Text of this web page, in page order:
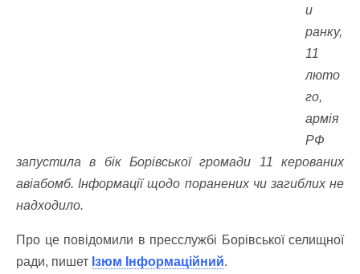
и
ранку,
11
люто
го,
армія
РФ
запустила в бік Борівської громади 11 керованих
авіабомб. Інформації щодо поранених чи загиблих не
надходило.
Про це повідомили в пресслужбі Борівської селищної
ради, пишет Ізюм Інформаційний.